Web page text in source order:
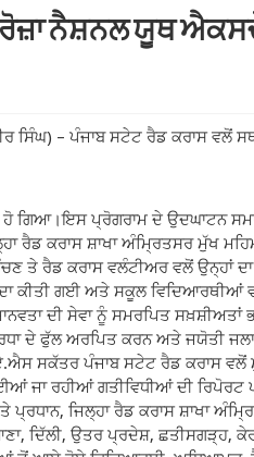
ਨੈਸ਼ਨਲ ਯੂਥ
ਸਿੰਘ) – ਪੰਜਾਬ ਸਟੇਟ ਰੈਡ ਕਰਾਸ ਵਲੋਂ
ਪ੍ਰੋਗਰਾਮ ਦੇ ਉਦਘਾਟਨ
ਰੈਡ ਕਰਾਸ ਸ਼ਾਖਾ ਅੰਮ੍ਰਿਤਸਰ ਮੁੱਖ
ਤੇ ਰੈਡ ਕਰਾਸ ਵਲੰਟੀਅਰ ਵਲੋਂ ਉਨ੍ਹਾਂ ਦਾ
ਕੀਤੀ ਗਈ ਅਤੇ ਸਕੂਲ ਵਿਦਿਆਰਥੀਆਂ
ਦੀ ਸੇਵਾ ਨੂੰ ਸਮਰਪਿਤ
ਦੇ ਫੁੱਲ ਅਰਪਿਤ ਕਰਨ ਅਤੇ ਜਯੋਤੀ
ਸਕੱਤਰ ਪੰਜਾਬ ਸਟੇਟ ਰੈਡ ਕਰਾਸ ਵਲੋਂ
ਜਾ ਰਹੀਆਂ ਗਤੀਵਿਧੀਆਂ ਦੀ
ਪ੍ਰਧਾਨ, ਜਿਲ੍ਹਾ ਰੈਡ ਕਰਾਸ ਸ਼ਾਖਾ
ਦਿੱਲੀ, ਉਤਰ ਪ੍ਰਦੇਸ਼, ਛਤੀਸਗੜ੍ਹ,